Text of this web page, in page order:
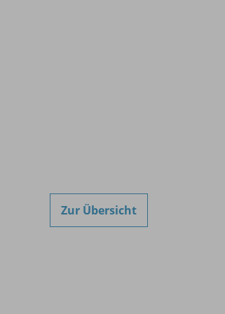
Zur Übersicht